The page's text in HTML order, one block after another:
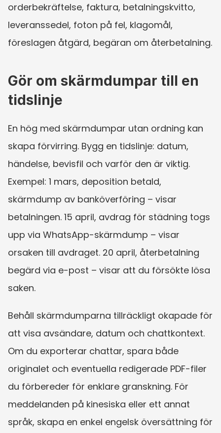
orderbekräftelse, faktura, betalningskvitto,
leveranssedel, foton på fel, klagomål,
föreslagen åtgärd, begäran om återbetalning.
Gör om skärmdumpar till en
tidslinje
En hög med skärmdumpar utan ordning kan
skapa förvirring. Bygg en tidslinje: datum,
händelse, bevisfil och varför den är viktig.
Exempel: 1 mars, deposition betald,
skärmdump av banköverföring – visar
betalningen. 15 april, avdrag för städning togs
upp via WhatsApp-skärmdump – visar
orsaken till avdraget. 20 april, återbetalning
begärd via e-post – visar att du försökte lösa
saken.
Behåll skärmdumparna tillräckligt okapade för
att visa avsändare, datum och chattkontext.
Om du exporterar chattar, spara både
originalet och eventuella redigerade PDF-filer
du förbereder för enklare granskning. För
meddelanden på kinesiska eller ett annat
språk, skapa en enkel engelsk översättning för